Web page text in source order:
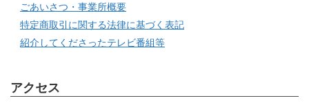
ごあいさつ・事業所概要
特定商取引に関する法律に基づく表記
紹介してくださったテレビ番組等
アクセス